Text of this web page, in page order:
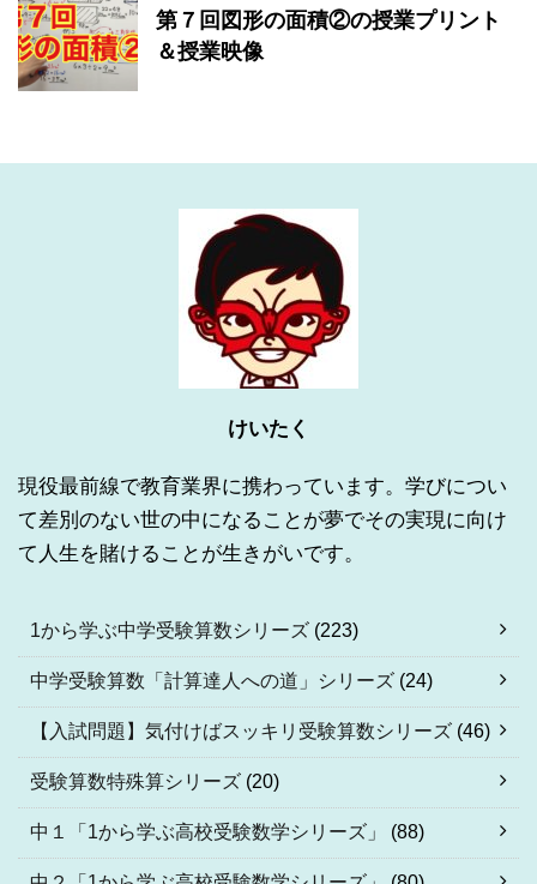
第７回図形の面積②の授業プリント
＆授業映像
けいたく
現役最前線で教育業界に携わっています。学びについ
て差別のない世の中になることが夢でその実現に向け
て人生を賭けることが生きがいです。
1から学ぶ中学受験算数シリーズ (223)
中学受験算数「計算達人への道」シリーズ (24)
【入試問題】気付けばスッキリ受験算数シリーズ (46)
受験算数特殊算シリーズ (20)
中１「1から学ぶ高校受験数学シリーズ」 (88)